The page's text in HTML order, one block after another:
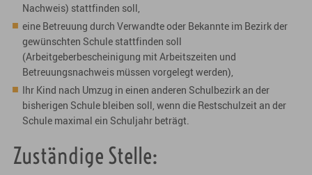
Nachweis) stattfinden soll,
eine Betreuung durch Verwandte oder Bekannte im Bezirk der
gewünschten Schule stattfinden soll
(Arbeitgeberbescheinigung mit Arbeitszeiten und
Betreuungsnachweis müssen vorgelegt werden),
Ihr Kind nach Umzug in einen anderen Schulbezirk an der
bisherigen Schule bleiben soll, wenn die Restschulzeit an der
Schule maximal ein Schuljahr beträgt.
Zuständige Stelle: